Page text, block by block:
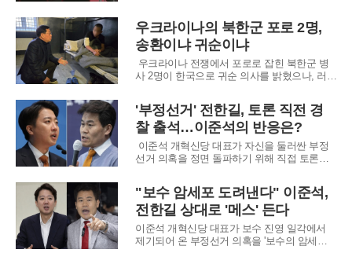
위원회가 현직 프리미엄을 포기하고 배수진을
치라는 요구를 내놨지만, 현장에서는 현실과
동떨어진 ‘탁상공론’이라는 반발이 터져 나오
며 공천 국면 초반부터 내부 갈등이 고조되는
양상이
우크라이나의 북한군 포로 2명,
송환이냐 귀순이냐
우크라이나 전쟁에서 포로로 잡힌 북한군 병
사 2명이 한국으로 귀순 의사를 밝혔으나, 러시
에 처한 것으로 드러났다. 이 사실은 최근 우크
라이나를 방문하고 돌아온 국회 국방위원회 소
속 유용원 의원을 통해 확인되었다. 유 의원은
우크라이나 측 관계자와의 면담을 통해 이 같
은
'부정선거' 전한길, 토론 직전 경
찰 출석…이준석의 반응은?
이준석 개혁신당 대표가 자신을 둘러싼 부정
선거 의혹을 정면 돌파하기 위해 직접 토론에
전한길 씨 측과 부정선거 음모론을 주제로 ‘무
제한 토론’을 벌인다. 토론은 유튜브 채널 ‘펜앤
마이크’를 통해 생중계될 예정이다.이번 토론
은 이 대표 혼자, 그리고 전 씨를 포
"보수 암세포 도려낸다" 이준석,
전한길 상대로 '메스' 든다
이준석 개혁신당 대표가 보수 진영 일각에서
제기되어 온 부정선거 의혹을 '보수의 암세